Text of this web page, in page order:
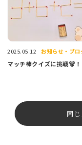
2025.05.12 お知らせ・ブロ
マッチ棒クイズに挑戦🐻！
同